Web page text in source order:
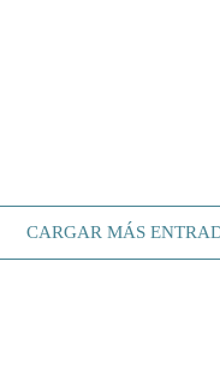
CARGAR MÁS